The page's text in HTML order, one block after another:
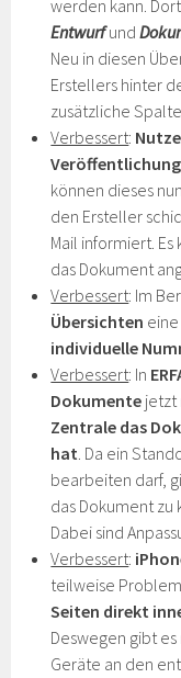
werden kann.
Entwurfund
Neu in diesen
Erstellers hinter
zusätzliche
Verbessert:
können dieses nun
den Ersteller
Mail informiert.
das Dokument
Verbessert: Im
Übersichten
individuelle
Verbessert: In
Dokumente jetzt
Zentrale das
hat. Da ein
bearbeiten darf,
das Dokument
Dabei sind
Verbessert:
teilweise
Seiten direkt
Deswegen gibt
Geräte an den